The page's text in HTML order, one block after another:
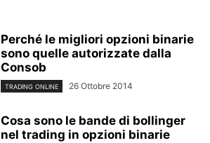
Perché le migliori opzioni binarie
sono quelle autorizzate dalla
Consob
TRADING ONLINE 26 Ottobre 2014
Cosa sono le bande di bollinger
nel trading in opzioni binarie